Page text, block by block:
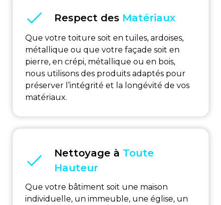
Respect des Matériaux
Que votre toiture soit en tuiles, ardoises,
métallique ou que votre façade soit en
pierre, en crépi, métallique ou en bois,
nous utilisons des produits adaptés pour
préserver l’intégrité et la longévité de vos
matériaux.
Nettoyage à Toute
Hauteur
Que votre bâtiment soit une maison
individuelle, un immeuble, une église, un